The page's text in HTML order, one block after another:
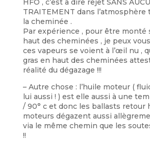
HFO , c’est à dire rejet SANS
TRAITEMENT dans
la cheminée .
Par expérience , pour être monté
haut des cheminées , je peux
ces vapeurs se voient à l’œil nu ,
gras en haut des cheminées
réalité du dégazage !!!
– Autre chose : l’huile moteur (
lui aussi ! ) est elle aussi à une
/ 90° c et donc les ballasts retour
moteurs dégazent aussi
via le même chemin que les
!!